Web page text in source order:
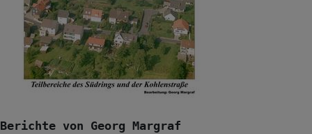
Berichte von Georg Margraf